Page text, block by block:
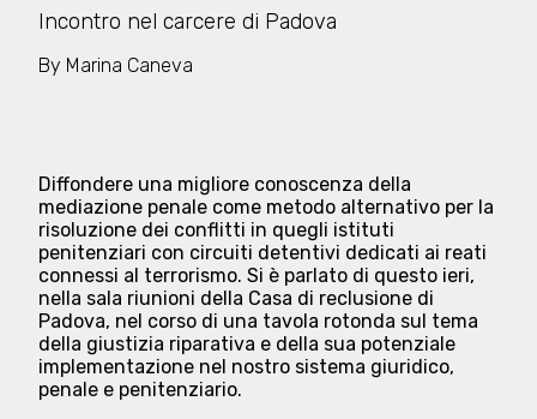
Incontro nel carcere di Padova
By Marina Caneva
Diffondere una migliore conoscenza della
mediazione penale come metodo alternativo per la
risoluzione dei conflitti in quegli istituti
penitenziari con circuiti detentivi dedicati ai reati
connessi al terrorismo. Si è parlato di questo ieri,
nella sala riunioni della Casa di reclusione di
Padova, nel corso di una tavola rotonda sul tema
della giustizia riparativa e della sua potenziale
implementazione nel nostro sistema giuridico,
penale e penitenziario.